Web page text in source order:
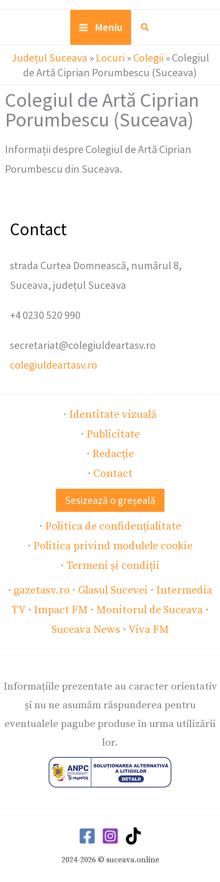
Meniu
Județul Suceava » Locuri »Colegii »Colegiul
de Artă Ciprian Porumbescu (Suceava)
Colegiul de Artă Ciprian
Porumbescu (Suceava)
Informații despre Colegiul de Artă Ciprian
Porumbescu din Suceava.
Contact
strada Curtea Domnească, numărul 8,
Suceava, județul Suceava
+4 0230 520 990
secretariat@colegiuldeartasv.ro
colegiuldeartasv.ro
· Identitate vizuală
· Publicitate
· Redacție
· Contact
Sesizează o greșeală
· Politica de confidențialitate
· Politica privind modulele cookie
· Termeni și condiții
· gazetasv.ro · Glasul Sucevei · Intermedia
TV · Impact FM · Monitorul de Suceava ·
Suceava News · Viva FM
Informațiile prezentate au caracter orientativ
și nu ne asumăm răspunderea pentru
eventualele pagube produse în urma utilizării
lor.
2024-2026 © suceava.online